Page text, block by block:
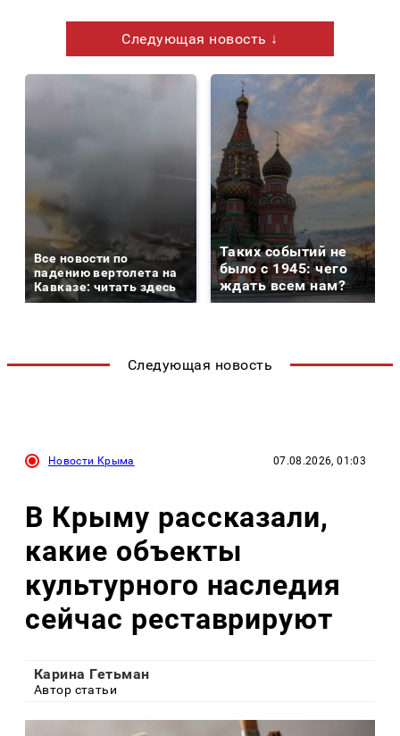
Следующая новость ↓
Все новости по
падению вертолета на
Кавказе: читать здесь
Таких событий не
было с 1945: чего
ждать всем нам?
Следующая новость
Новости Крыма 07.08.2026, 01:03
В Крыму рассказали,
какие объекты
культурного наследия
сейчас реставрируют
Карина Гетьман
Автор статьи